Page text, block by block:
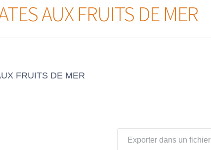
AUX FRUITS DE MER
FRUITS DE MER
Exporter dans un fichier